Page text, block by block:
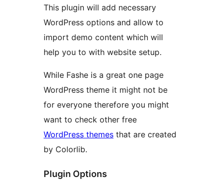
This plugin will add necessary
WordPress options and allow to
import demo content which will
help you to with website setup.
While Fashe is a great one page
WordPress theme it might not be
for everyone therefore you might
want to check other free
WordPress themes that are created
by Colorlib.
Plugin Options